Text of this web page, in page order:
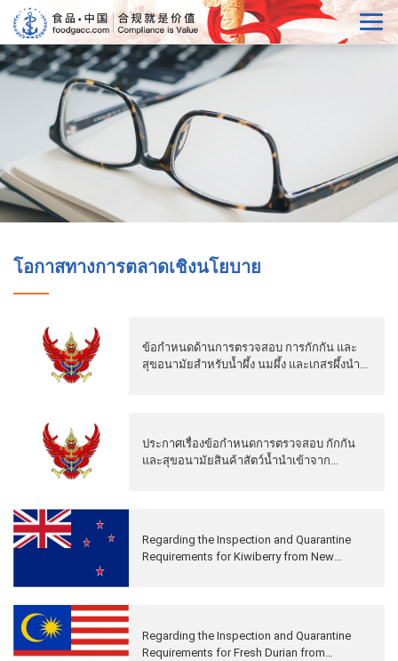
โอกาสทางการตลาดเชิงนโยบาย
ข้อกำหนดด้านการตรวจสอบ การกักกัน และ
สุขอนามัยสำหรับน้ำผึ้ง นมผึ้ง และเกสรผึ้งนำ
ประกาศเรื่องข้อกำหนดการตรวจสอบ กักกัน
และสุขอนามัยสินค้าสัตว์น้ำนำเข้าจาก
Regarding the Inspection and Quarantine
Requirements for Kiwiberry from New
Regarding the Inspection and Quarantine
Requirements for Fresh Durian from